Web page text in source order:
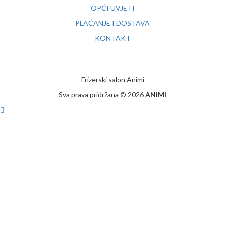
OPĆI UVJETI
PLAĆANJE I DOSTAVA
KONTAKT
Frizerski salon Animi
Sva prava pridržana © 2026ANIMI